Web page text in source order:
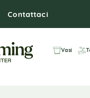
Contattaci
Vasi